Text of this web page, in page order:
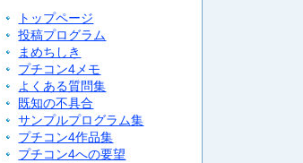
トップページ
投稿プログラム
まめちしき
プチコン4メモ
よくある質問集
既知の不具合
サンプルプログラム集
プチコン4作品集
プチコン4への要望